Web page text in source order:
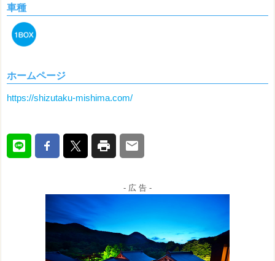
車種
ホームページ
https://shizutaku-mishima.com/
- 広 告 -